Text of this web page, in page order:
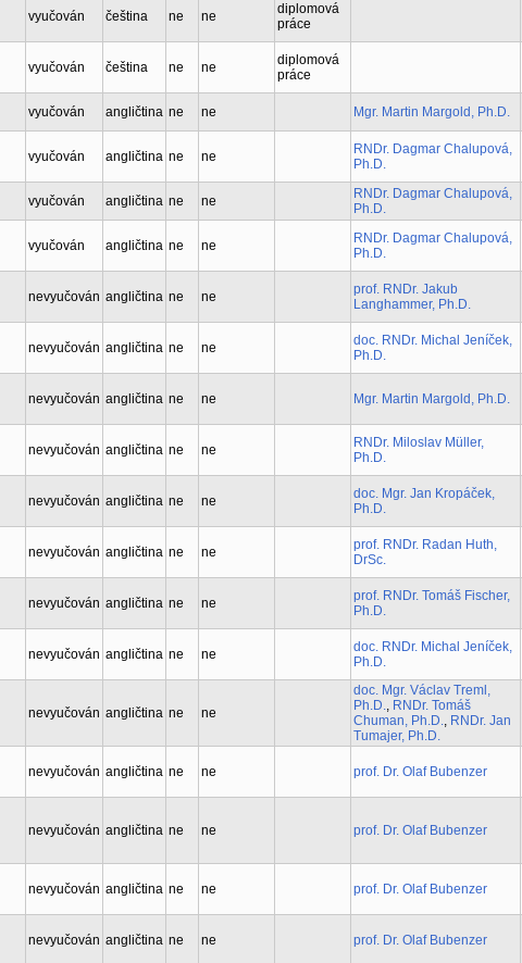
vyučován čeština ne ne
diplomová
práce
vyučován čeština ne ne
diplomová
práce
vyučován angličtina ne ne Mgr. Martin Margold, Ph.D.
vyučován angličtina ne ne
RNDr. Dagmar Chalupová,
Ph.D.
vyučován angličtina ne ne
RNDr. Dagmar Chalupová,
Ph.D.
vyučován angličtina ne ne
RNDr. Dagmar Chalupová,
Ph.D.
nevyučován angličtina ne ne
prof. RNDr. Jakub
Langhammer, Ph.D.
nevyučován angličtina ne ne
doc. RNDr. Michal Jeníček,
Ph.D.
nevyučován angličtina ne ne Mgr. Martin Margold, Ph.D.
nevyučován angličtina ne ne
RNDr. Miloslav Müller,
Ph.D.
nevyučován angličtina ne ne
doc. Mgr. Jan Kropáček,
Ph.D.
nevyučován angličtina ne ne
prof. RNDr. Radan Huth,
DrSc.
nevyučován angličtina ne ne
prof. RNDr. Tomáš Fischer,
Ph.D.
nevyučován angličtina ne ne
doc. RNDr. Michal Jeníček,
Ph.D.
nevyučován angličtina ne ne
doc. Mgr. Václav Treml,
Ph.D., RNDr. Tomáš
Chuman, Ph.D., RNDr. Jan
Tumajer, Ph.D.
nevyučován angličtina ne ne prof. Dr. Olaf Bubenzer
nevyučován angličtina ne ne prof. Dr. Olaf Bubenzer
nevyučován angličtina ne ne prof. Dr. Olaf Bubenzer
nevyučován angličtina ne ne prof. Dr. Olaf Bubenzer